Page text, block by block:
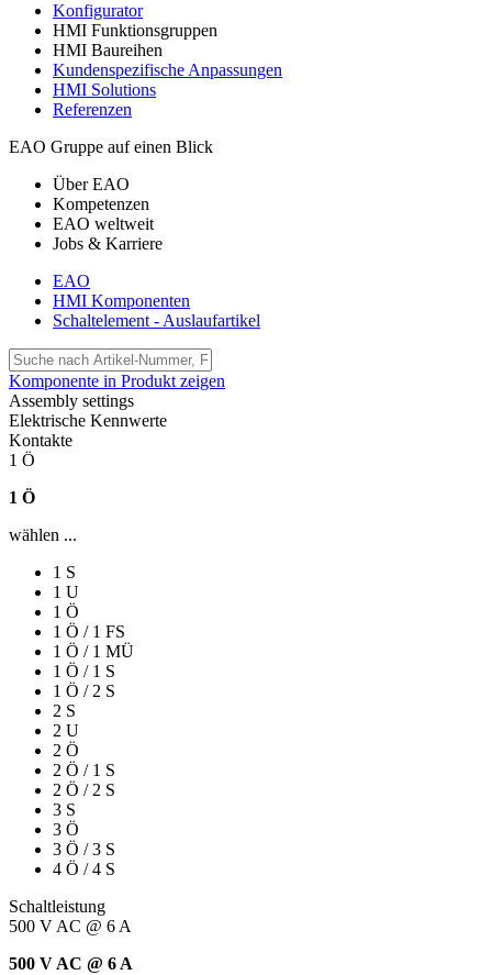
Konfigurator
HMI Funktionsgruppen
HMI Baureihen
Kundenspezifische Anpassungen
HMI Solutions
Referenzen
EAO Gruppe auf einen Blick
Über EAO
Kompetenzen
EAO weltweit
Jobs & Karriere
EAO
HMI Komponenten
Schaltelement - Auslaufartikel
Komponente in Produkt zeigen
Assembly settings
Elektrische Kennwerte
Kontakte
1 Ö
1 Ö
wählen ...
1 S
1 U
1 Ö
1 Ö / 1 FS
1 Ö / 1 MÜ
1 Ö / 1 S
1 Ö / 2 S
2 S
2 U
2 Ö
2 Ö / 1 S
2 Ö / 2 S
3 S
3 Ö
3 Ö / 3 S
4 Ö / 4 S
Schaltleistung
500 V AC @ 6 A
500 V AC @ 6 A